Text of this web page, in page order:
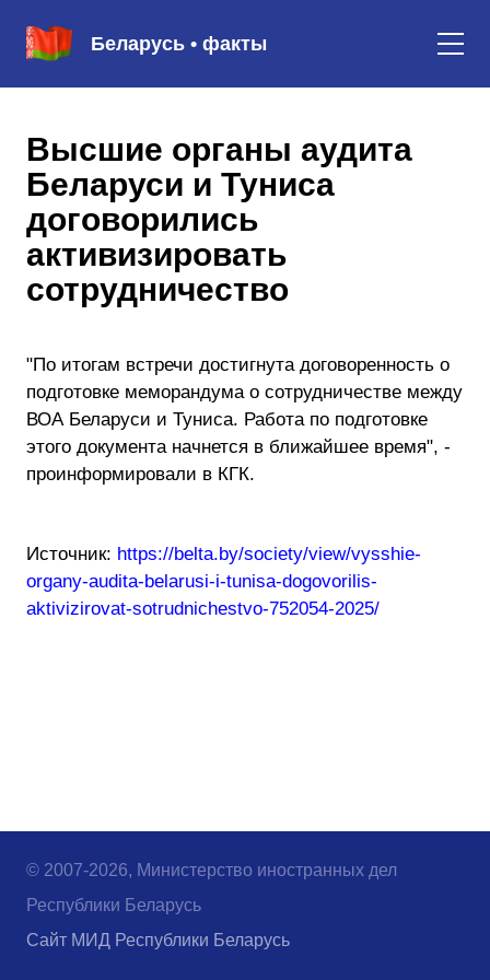
Беларусь • факты
Высшие органы аудита
Беларуси и Туниса
договорились
активизировать
сотрудничество
"По итогам встречи достигнута договоренность о
подготовке меморандума о сотрудничестве между
ВОА Беларуси и Туниса. Работа по подготовке
этого документа начнется в ближайшее время", -
проинформировали в КГК.
Источник: https://belta.by/society/view/vysshie-
organy-audita-belarusi-i-tunisa-dogovorilis-
aktivizirovat-sotrudnichestvo-752054-2025/
© 2007-2026, Министерство иностранных дел
Республики Беларусь
Сайт МИД Республики Беларусь